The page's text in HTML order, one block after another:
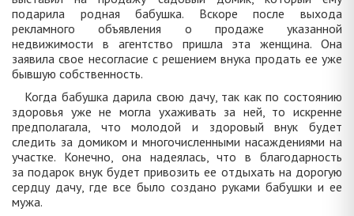
подарила родная бабушка. Вскоре после выхода
рекламного объявления о продаже указанной
недвижимости в агентство пришла эта женщина. Она
заявила свое несогласие с решением внука продать ее уже
бывшую собственность.
Когда бабушка дарила свою дачу, так как по состоянию
здоровья уже не могла ухаживать за ней, то искренне
предполагала, что молодой и здоровый внук будет
следить за домиком и многочисленными насаждениями на
участке. Конечно, она надеялась, что в благодарность
за подарок внук будет привозить ее отдыхать на дорогую
сердцу дачу, где все было создано руками бабушки и ее
мужа.